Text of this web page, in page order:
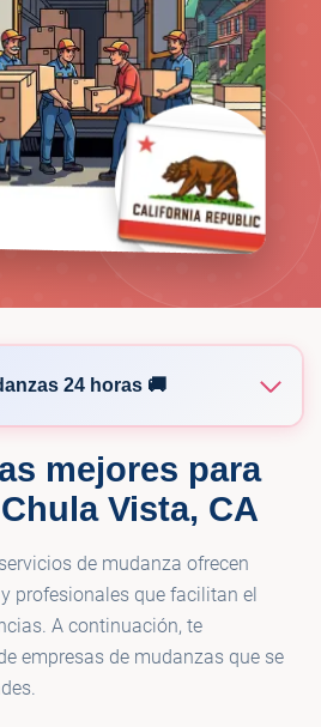
24 horas 🚚
& Storage
and Storage
mejores para
Vista, CA
de mudanza ofrecen
profesionales que facilitan el
A continuación, te
empresas de mudanzas que se